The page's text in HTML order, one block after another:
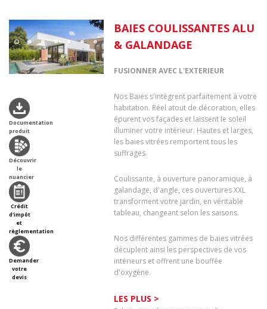
Documentation
produit
Découvrir
le
nuancier
Crédit
d'impôt
et
règlementation
Demander
votre
devis
BAIES COULISSANTES ALU
& GALANDAGE
FUSIONNER AVEC L'EXTERIEUR
Nos Baies s'intègrent parfaitement à votre
habitation. Réel atout de décoration, elles
épurent vos façades et laissent le soleil
illuminer votre intérieur. Hautes et larges,
les baies vitrées remportent tous les
suffrages.
Coulissante, à ouverture panoramique, à
galandage, d'angle, ces ouvertures XXL
transforment votre jardin, en véritable
tableau, changeant selon les saisons.
Nos différentes gammes de baies vitrées
décuplent ainsi les perspectives de vos
intérieurs et offrent une bouffée
d'oxygène.
LES PLUS >